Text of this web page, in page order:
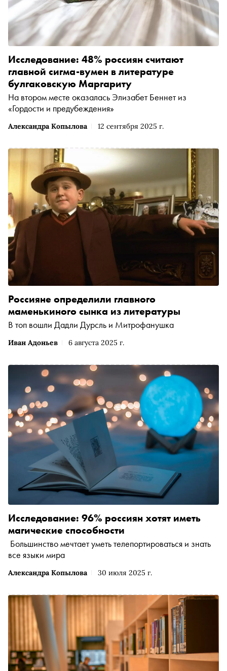
Александра Копылова 12 сентября 2025 г.
Исследование: 48% россиян считают
главной сигма-вумен в литературе
булгаковскую Маргариту
На втором месте оказалась Элизабет Беннет из
«Гордости и предубеждения»
Иван Адоньев 6 августа 2025 г.
Россияне определили главного
маменькиного сынка из литературы
В топ вошли Дадли Дурсль и Митрофанушка
Александра Копылова 30 июля 2025 г.
Исследование: 96% россиян хотят иметь
магические способности
Большинство мечтает уметь телепортироваться и знать
все языки мира